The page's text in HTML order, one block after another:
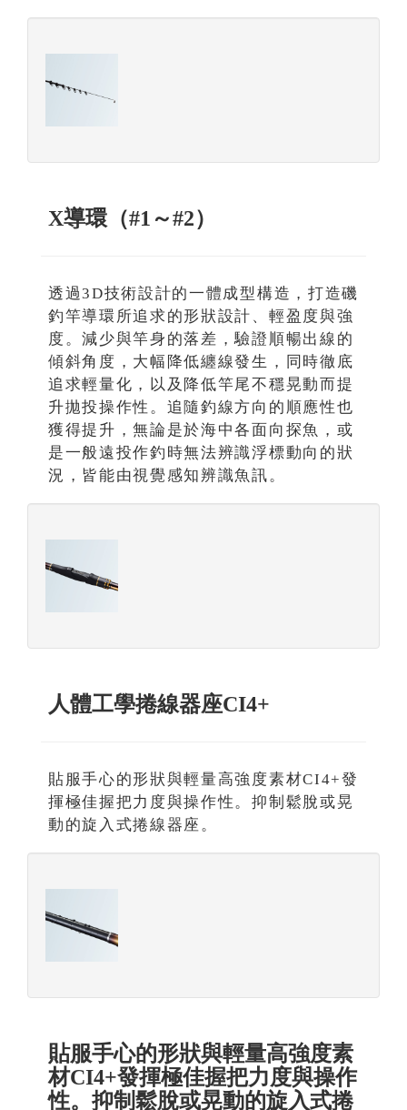
X導環（#1～#2）
透過3D技術設計的一體成型構造，打造磯
釣竿導環所追求的形狀設計、輕盈度與強
度。減少與竿身的落差，驗證順暢出線的
傾斜角度，大幅降低纏線發生，同時徹底
追求輕量化，以及降低竿尾不穩晃動而提
升拋投操作性。追隨釣線方向的順應性也
獲得提升，無論是於海中各面向探魚，或
是一般遠投作釣時無法辨識浮標動向的狀
況，皆能由視覺感知辨識魚訊。
人體工學捲線器座CI4+
貼服手心的形狀與輕量高強度素材CI4+發
揮極佳握把力度與操作性。抑制鬆脫或晃
動的旋入式捲線器座。
貼服手心的形狀與輕量高強度素
材CI4+發揮極佳握把力度與操作
性。抑制鬆脫或晃動的旋入式捲